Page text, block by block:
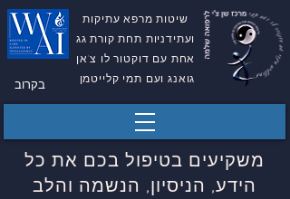
שיטות מרפא עתיקות
ועתידניות תחת קורת גג
אחת עם דוקטור לו צ'אן
גואנג ועם תמי קלייטמן
בקרוב
משקיעים בטיפול בכם את כל
הידע, הניסיון, הנשמה והלב